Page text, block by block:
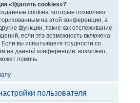
«Удалить cookies»?
cookies, которые позволяют
на этой конференции, а
функции, такие как отслеживание
если эта возможность включена
вы испытываете трудности со
на данной конференции, возможно,
помочь.
пользователя